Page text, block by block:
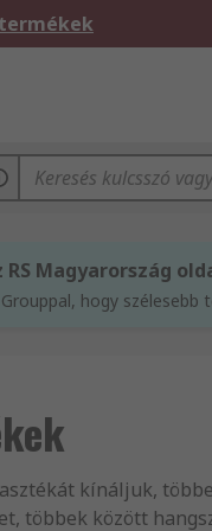
Magyarország
hogy
kínáljuk,
többek között